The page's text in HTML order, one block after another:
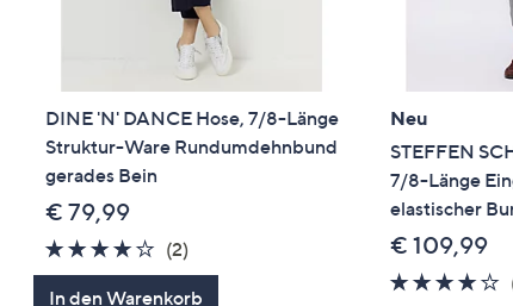
DINE 'N' DANCE Hose, 7/8-Länge
Struktur-Ware Rundumdehnbund
gerades Bein
€ 79,99
4.0
von
(2)2
Bewertungen
In den Warenkorb
Neu
STEFFEN
7/8-Länge
elastischer
€ 109,99